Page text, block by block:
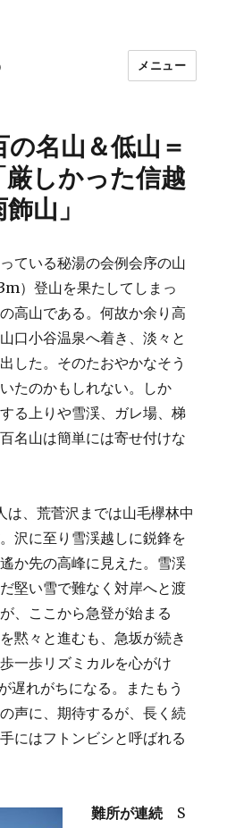
メニュー
名山＆低山＝
しかった信越
山」
ている秘湯の会例会序の山
）登山を果たしてしまっ
高山である。何故か余り高
口小谷温泉へ着き、淡々と
した。そのたおやかなそう
たのかもしれない。しか
る上りや雪渓、ガレ場、梯
名山は簡単には寄せ付けな
、荒菅沢までは山毛欅林中
沢に至り雪渓越しに鋭鋒を
か先の高峰に見えた。雪渓
堅い雪で難なく対岸へと渡
、ここから急登が始まる
黙々と進むも、急坂が続き
一歩リズミカルを心がけ
遅れがちになる。またもう
声に、期待するが、長く続
にはフトンビシと呼ばれる
難所が連続 S